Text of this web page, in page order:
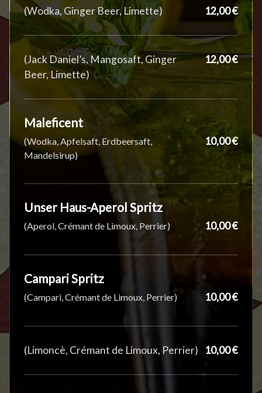
(Wodka, Ginger Beer, Limette) 12,00 €
(Jack Daniel’s, Mangosaft, Ginger
Beer, Limette)
12,00 €
Maleficent
(Wodka, Apfelsaft, Erdbeersaft,
Mandelsirup)
10,00 €
Unser Haus-Aperol Spritz
(Aperol, Crémant de Limoux, Perrier) 10,00 €
Campari Spritz
(Campari, Crémant de Limoux, Perrier) 10,00 €
(Limoncè, Crémant de Limoux, Perrier) 10,00 €